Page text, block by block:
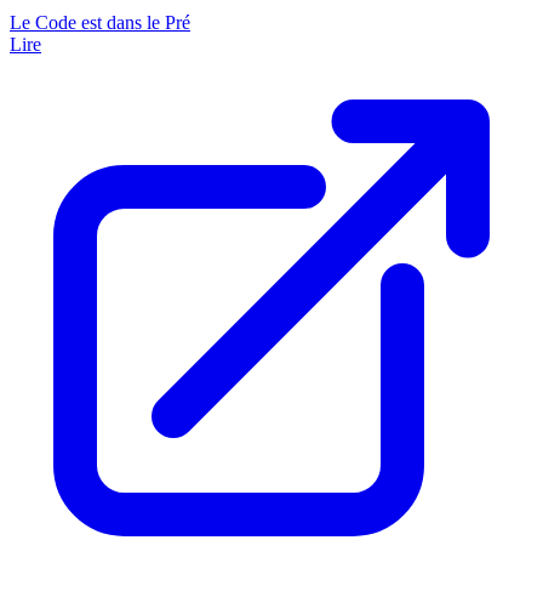
Le Code est dans le Pré
Lire